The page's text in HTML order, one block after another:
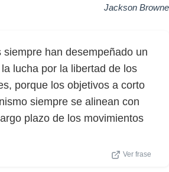
Jackson Browne
siempre han desempeñado un
lucha por la libertad de los
porque los objetivos a corto
siempre se alinean con
plazo de los movimientos
Ver frase